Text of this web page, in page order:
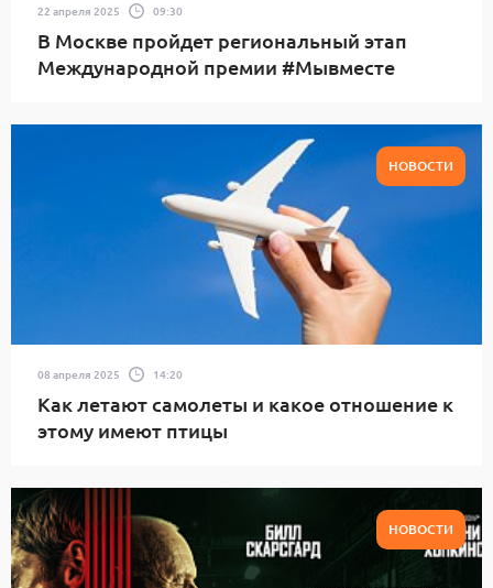
22 апреля 2025 09:30
В Москве пройдет региональный этап
Международной премии #Мывместе
НОВОСТИ
08 апреля 2025 14:20
Как летают самолеты и какое отношение к
этому имеют птицы
НОВОСТИ